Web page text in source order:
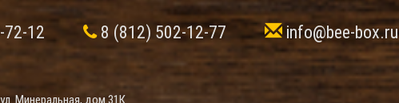
12 8 (812) 502-12-77 info@bee-box.ru
Минеральная, дом 31К